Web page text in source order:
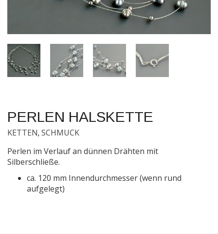
PERLEN HALSKETTE
KETTEN, SCHMUCK
Perlen im Verlauf an dünnen Drähten mit
Silberschließe.
ca. 120 mm Innendurchmesser (wenn rund
aufgelegt)